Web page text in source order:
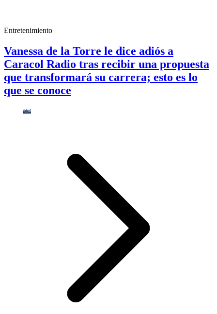
Entretenimiento
Vanessa de la Torre le dice adiós a
Caracol Radio tras recibir una propuesta
que transformará su carrera; esto es lo
que se conoce